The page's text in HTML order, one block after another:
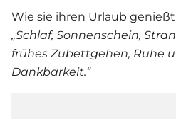
Wie sie ihren Urlaub
„Schlaf, Sonnenschein,
frühes Zubettgehen, Ruhe
Dankbarkeit.“